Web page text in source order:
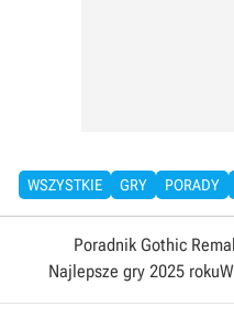
WSZYSTKIE GRY PORADY
Poradnik Gothic
Najlepsze gry 2025 roku